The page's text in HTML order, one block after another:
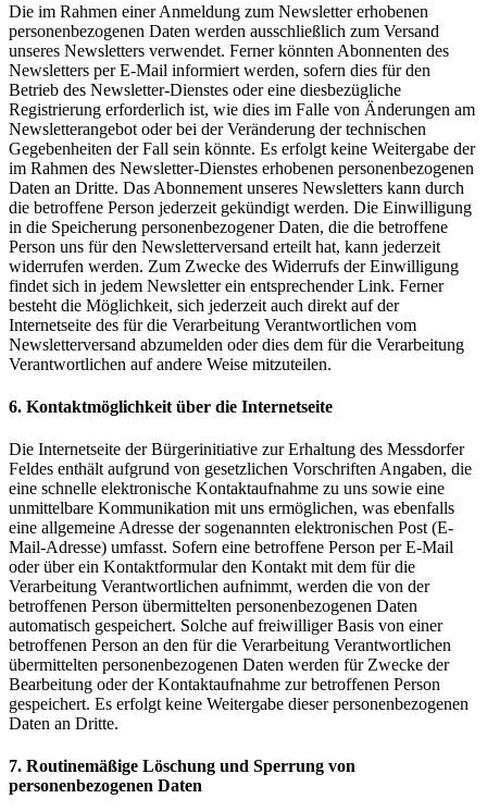
Die im Rahmen einer Anmeldung zum Newsletter erhobenen
personenbezogenen Daten werden ausschließlich zum Versand
unseres Newsletters verwendet. Ferner könnten Abonnenten des
Newsletters per E-Mail informiert werden, sofern dies für den
Betrieb des Newsletter-Dienstes oder eine diesbezügliche
Registrierung erforderlich ist, wie dies im Falle von Änderungen am
Newsletterangebot oder bei der Veränderung der technischen
Gegebenheiten der Fall sein könnte. Es erfolgt keine Weitergabe der
im Rahmen des Newsletter-Dienstes erhobenen personenbezogenen
Daten an Dritte. Das Abonnement unseres Newsletters kann durch
die betroffene Person jederzeit gekündigt werden. Die Einwilligung
in die Speicherung personenbezogener Daten, die die betroffene
Person uns für den Newsletterversand erteilt hat, kann jederzeit
widerrufen werden. Zum Zwecke des Widerrufs der Einwilligung
findet sich in jedem Newsletter ein entsprechender Link. Ferner
besteht die Möglichkeit, sich jederzeit auch direkt auf der
Internetseite des für die Verarbeitung Verantwortlichen vom
Newsletterversand abzumelden oder dies dem für die Verarbeitung
Verantwortlichen auf andere Weise mitzuteilen.
6. Kontaktmöglichkeit über die Internetseite
Die Internetseite der Bürgerinitiative zur Erhaltung des Messdorfer
Feldes enthält aufgrund von gesetzlichen Vorschriften Angaben, die
eine schnelle elektronische Kontaktaufnahme zu uns sowie eine
unmittelbare Kommunikation mit uns ermöglichen, was ebenfalls
eine allgemeine Adresse der sogenannten elektronischen Post (E-
Mail-Adresse) umfasst. Sofern eine betroffene Person per E-Mail
oder über ein Kontaktformular den Kontakt mit dem für die
Verarbeitung Verantwortlichen aufnimmt, werden die von der
betroffenen Person übermittelten personenbezogenen Daten
automatisch gespeichert. Solche auf freiwilliger Basis von einer
betroffenen Person an den für die Verarbeitung Verantwortlichen
übermittelten personenbezogenen Daten werden für Zwecke der
Bearbeitung oder der Kontaktaufnahme zur betroffenen Person
gespeichert. Es erfolgt keine Weitergabe dieser personenbezogenen
Daten an Dritte.
7. Routinemäßige Löschung und Sperrung von
personenbezogenen Daten